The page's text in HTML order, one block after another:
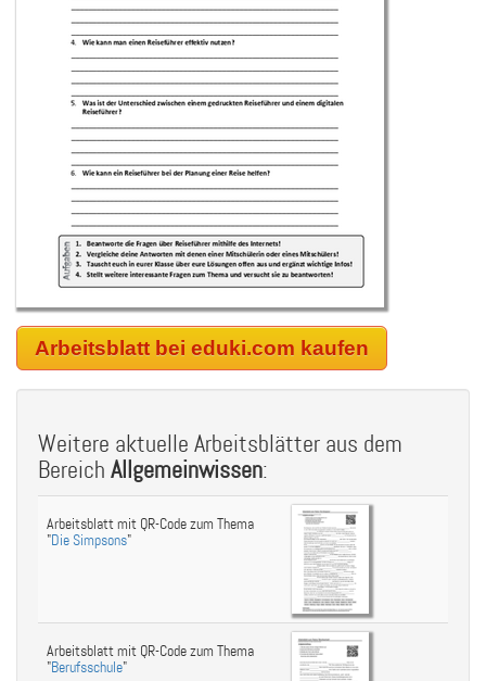
Arbeitsblatt bei eduki.com kaufen
Weitere aktuelle Arbeitsblätter aus dem
Bereich Allgemeinwissen:
Arbeitsblatt mit QR-Code zum Thema
"Die Simpsons"
Arbeitsblatt mit QR-Code zum Thema
"Berufsschule"